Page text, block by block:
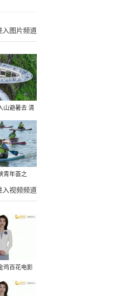
入图片频道
山避暑去 清
青年荟之
大学生水上
入视频频道
鸡百花电影
展31日启动